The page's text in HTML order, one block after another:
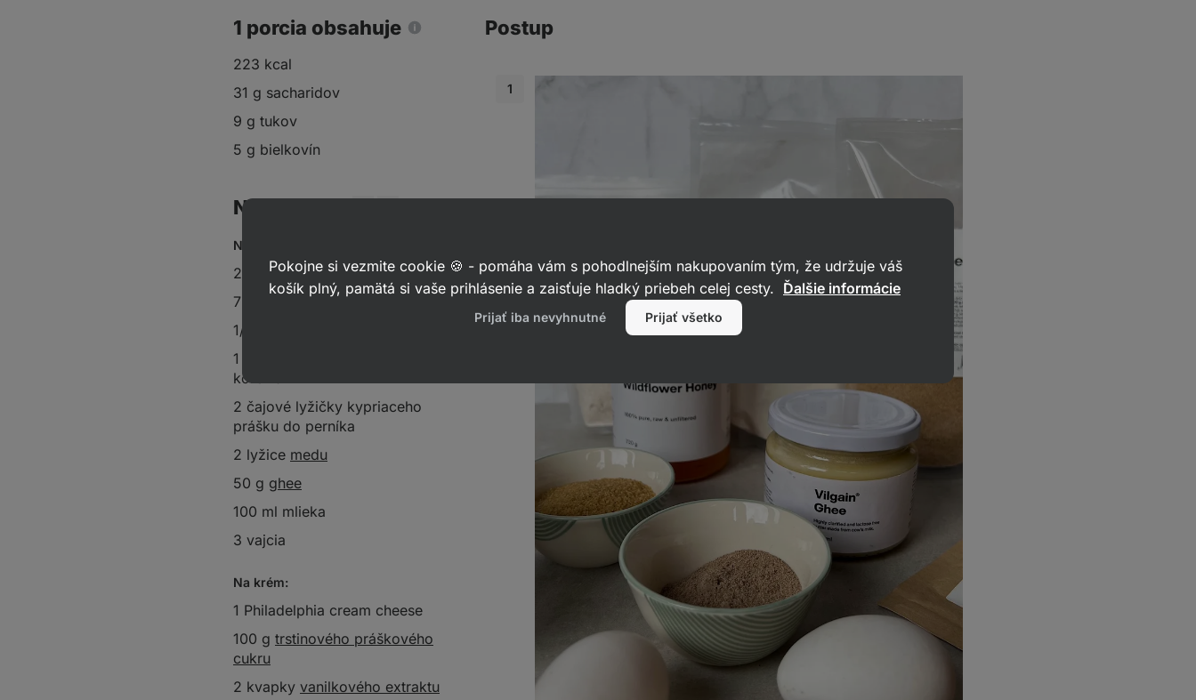
1 porcia obsahuje
223 kcal
31 g sacharidov
9 g tukov
5 g bielkovín
Na 12 porcií
Na cesto:
200 g špaldovej múky
75 g
trstinového cukru
1/2 čajové lyžičky
1 čajová lyžička perníkového
korenia
2 čajové lyžičky kypriaceho
prášku do perníka
2 lyžice medu
50 g ghee
100 ml mlieka
3 vajcia
Na krém:
1 Philadelphia cream cheese
100 g trstinového práškového
cukru
2 kvapky vanilkového extraktu
Postup
Pokojne si vezmite cookie 🍪 - pomáha vám s pohodlnejším nakupovaním tým, že udržuje váš
košík plný, pamätá si vaše prihlásenie a zaisťuje hladký priebeh celej cesty. Ďalšie informácie
Prijať iba nevyhnutné Prijať všetko